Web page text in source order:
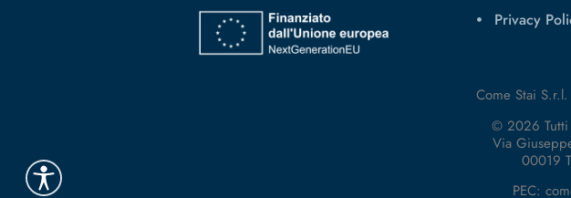
Privacy
Come Stai
© 2026
Via
00019
PEC: